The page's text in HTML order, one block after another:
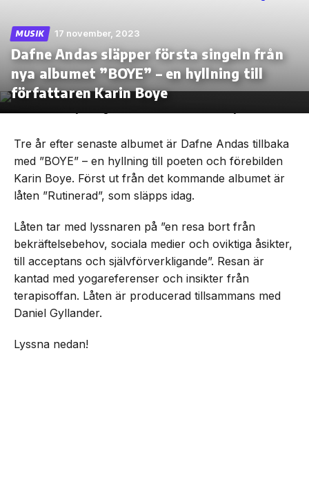
Skip
the
MUSIK 17 november, 2023
Dafne Andas släpper första singeln från
nya albumet ”BOYE” – en hyllning till
författaren Karin Boye
Tre år efter senaste albumet är Dafne Andas tillbaka
med ”BOYE” – en hyllning till poeten och förebilden
Karin Boye. Först ut från det kommande albumet är
låten ”Rutinerad”, som släpps idag.
Låten tar med lyssnaren på ”en resa bort från
bekräftelsebehov, sociala medier och oviktiga åsikter,
till acceptans och självförverkligande”. Resan är
kantad med yogareferenser och insikter från
terapisoffan. Låten är producerad tillsammans med
Daniel Gyllander.
Lyssna nedan!